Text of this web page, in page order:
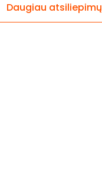
Daugiau atsiliepimų